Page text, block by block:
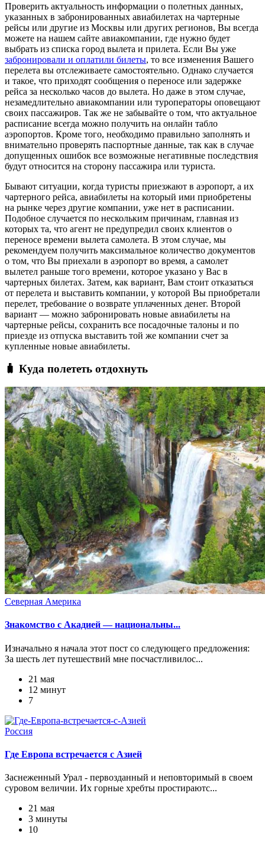
Проверить актуальность информации о полетных данных,
указанных в забронированных авиабилетах на чартерные
рейсы или другие из Москвы или других регионов, Вы всегда
можете на нашем сайте авиакомпании, где нужно будет
выбрать из списка город вылета и прилета. Если Вы уже
забронировали и оплатили билеты, то все изменения Вашего
перелета вы отслеживаете самостоятельно. Однако случается
и такое, что приходят сообщения о переносе или задержке
рейса за несколько часов до вылета. Но даже в этом случае,
незамедлительно авиакомпании или туроператоры оповещают
своих пассажиров. Так же не забывайте о том, что актуальное
расписание всегда можно получить на онлайн табло
аэропортов. Кроме того, необходимо правильно заполнять и
внимательно проверять паспортные данные, так как в случае
допущенных ошибок все возможные негативные последствия
будут относится на сторону пассажира или туриста.
Бывают ситуации, когда туристы приезжают в аэропорт, а их
чартерного рейса, авиабилеты на который ими приобретены
на рынке через другие компании, уже нет в расписании.
Подобное случается по нескольким причинам, главная из
которых та, что агент не предупредил своих клиентов о
переносе времени вылета самолета. В этом случае, мы
рекомендуем получить максимальное количество документов
о том, что Вы приехали в аэропорт во время, а самолет
вылетел раньше того времени, которое указано у Вас в
чартерных билетах. Затем, как вариант, Вам стоит отказаться
от перелета и выставить компании, у которой Вы приобретали
перелет, требование о возврате уплаченных денег. Второй
вариант — можно забронировать новые авиабилеты на
чартерные рейсы, сохранить все посадочные талоны и по
приезде из отпуска выставить той же компании счет за
купленные новые авиабилеты.
🧳 Куда полететь отдохнуть
Северная Америка
Знакомство с Акадией — национальны...
Изначально я начала этот пост со следующего предложения:
За шесть лет путешествий мне посчастливилос...
21 мая
12 минут
7
Россия
Где Европа встречается с Азией
Заснеженный Урал - первозданный и неповторимый в своем
суровом величии. Их горные хребты простираютс...
21 мая
3 минуты
10